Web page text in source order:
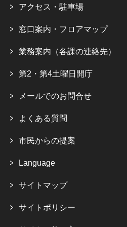
アクセス・駐車場
窓口案内・フロアマップ
業務案内（各課の連絡先）
第2・第4土曜日開庁
メールでのお問合せ
よくある質問
市民からの提案
Language
サイトマップ
サイトポリシー